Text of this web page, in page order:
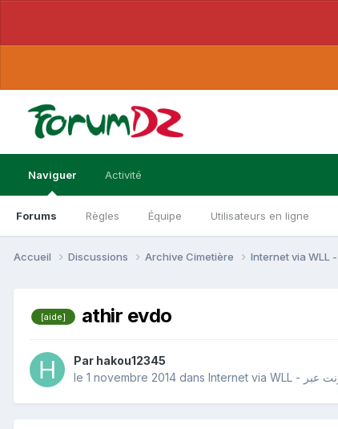
Naviguer
Forums Règles Équipe Utilisateurs en ligne
Activité
Accueil Discussions Archive Cimetière
[aide] athir evdo
Par hakou12345
le 1 novembre 2014 dans